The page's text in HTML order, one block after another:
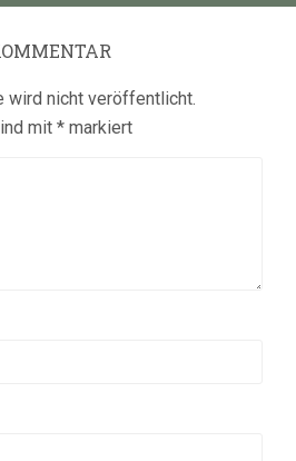
wird nicht veröffentlicht.
mit * markiert